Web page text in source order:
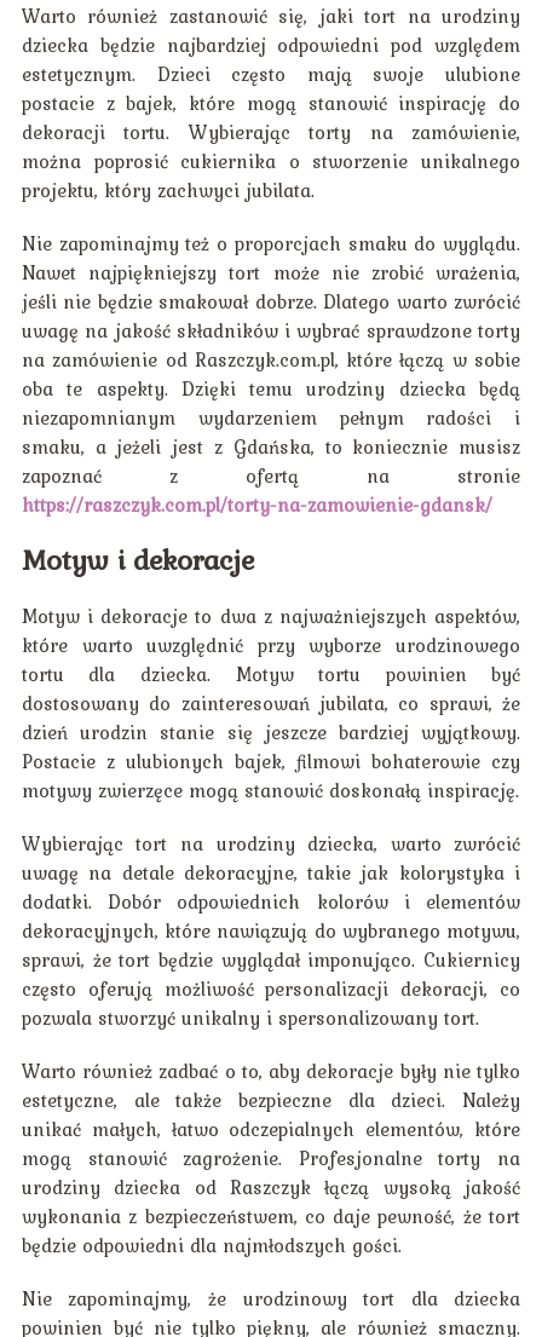
Warto również zastanowić się, jaki tort na urodziny
dziecka będzie najbardziej odpowiedni pod względem
estetycznym. Dzieci często mają swoje ulubione
postacie z bajek, które mogą stanowić inspirację do
dekoracji tortu. Wybierając torty na zamówienie,
można poprosić cukiernika o stworzenie unikalnego
projektu, który zachwyci jubilata.
Nie zapominajmy też o proporcjach smaku do wyglądu.
Nawet najpiękniejszy tort może nie zrobić wrażenia,
jeśli nie będzie smakował dobrze. Dlatego warto zwrócić
uwagę na jakość składników i wybrać sprawdzone torty
na zamówienie od Raszczyk.com.pl, które łączą w sobie
oba te aspekty. Dzięki temu urodziny dziecka będą
niezapomnianym wydarzeniem pełnym radości i
smaku, a jeżeli jest z Gdańska, to koniecznie musisz
zapoznać z ofertą na stronie
https://raszczyk.com.pl/torty-na-zamowienie-gdansk/
Motyw i dekoracje
Motyw i dekoracje to dwa z najważniejszych aspektów,
które warto uwzględnić przy wyborze urodzinowego
tortu dla dziecka. Motyw tortu powinien być
dostosowany do zainteresowań jubilata, co sprawi, że
dzień urodzin stanie się jeszcze bardziej wyjątkowy.
Postacie z ulubionych bajek, filmowi bohaterowie czy
motywy zwierzęce mogą stanowić doskonałą inspirację.
Wybierając tort na urodziny dziecka, warto zwrócić
uwagę na detale dekoracyjne, takie jak kolorystyka i
dodatki. Dobór odpowiednich kolorów i elementów
dekoracyjnych, które nawiązują do wybranego motywu,
sprawi, że tort będzie wyglądał imponująco. Cukiernicy
często oferują możliwość personalizacji dekoracji, co
pozwala stworzyć unikalny i spersonalizowany tort.
Warto również zadbać o to, aby dekoracje były nie tylko
estetyczne, ale także bezpieczne dla dzieci. Należy
unikać małych, łatwo odczepialnych elementów, które
mogą stanowić zagrożenie. Profesjonalne torty na
urodziny dziecka od Raszczyk łączą wysoką jakość
wykonania z bezpieczeństwem, co daje pewność, że tort
będzie odpowiedni dla najmłodszych gości.
Nie zapominajmy, że urodzinowy tort dla dziecka
powinien być nie tylko piękny, ale również smaczny.